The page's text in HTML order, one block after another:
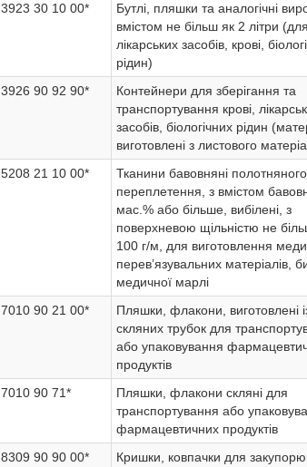
3923 30 10 00*
Бутлі, пляшки та аналогічні
вмістом не більш як 2 літри (для
лікарських засобів, крові,
рідин)
3926 90 92 90*
Контейнери для зберігання та
транспортування крові,
засобів, біологічних рідин
виготовлені з листового
5208 21 10 00*
Тканини бавовняні полотняного
переплетення, з вмістом
мас.% або більше, вибілені, з
поверхневою щільністю не
100 г/м, для виготовлення
перев’язувальних матеріалів,
медичної марлі
7010 90 21 00*
Пляшки, флакони, виготовлені
скляних трубок для
або упаковування
продуктів
7010 90 71*
Пляшки, флакони скляні для
транспортування або
фармацевтичних продуктів
8309 90 90 00*
Кришки, ковпачки для